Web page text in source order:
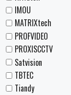
IMOU
MATRIXtech
PROFVIDEO
PROXISCCTV
Satvision
TBTEC
Tiandy